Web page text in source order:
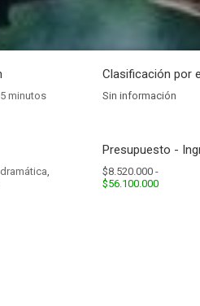
minutos
Clasificación por
Sin información
,
Presupuesto -
$8.520.000 -
$56.100.000